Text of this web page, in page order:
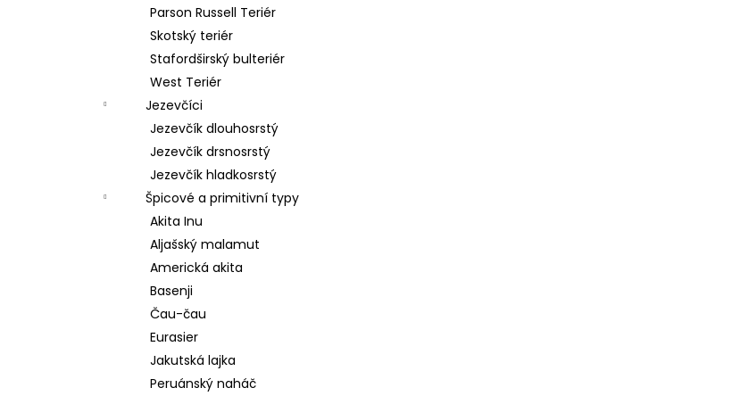
Parson Russell Teriér
Skotský teriér
Stafordširský bulteriér
West Teriér
Jezevčíci
Jezevčík dlouhosrstý
Jezevčík drsnosrstý
Jezevčík hladkosrstý
Špicové a primitivní typy
Akita Inu
Aljašský malamut
Americká akita
Basenji
Čau-čau
Eurasier
Jakutská lajka
Peruánský naháč